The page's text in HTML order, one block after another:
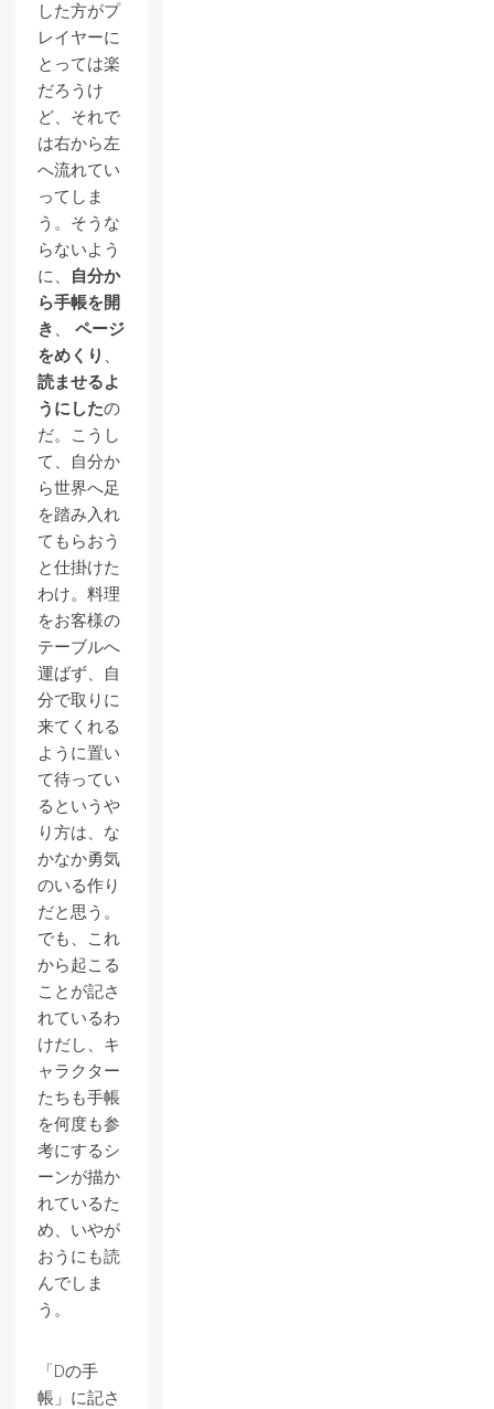
した方がプ
レイヤーに
とっては楽
だろうけ
ど、それで
は右から左
へ流れてい
ってしま
う。そうな
らないよう
に、
自分か
ら手帳を開
き 、 ページ
をめくり 、
読ませるよ
うにしたの
だ。こうし
て、自分か
ら世界へ足
を踏み入れ
てもらおう
と仕掛けた
わけ。料理
をお客様の
テーブルへ
運ばず、自
分で取りに
来てくれる
ように置い
て待ってい
るというや
り方は、な
かなか勇気
のいる作り
だと思う。
でも、これ
から起こる
ことが記さ
れているわ
けだし、キ
ャラクター
たちも手帳
を何度も参
考にするシ
ーンが描か
れているた
め、いやが
おうにも読
んでしま
う。
「Dの手
帳」に記さ